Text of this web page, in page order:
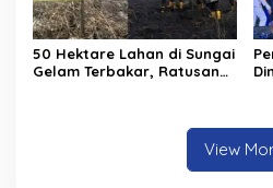
50 Hektare Lahan di Sungai
Gelam Terbakar, Ratusan
View